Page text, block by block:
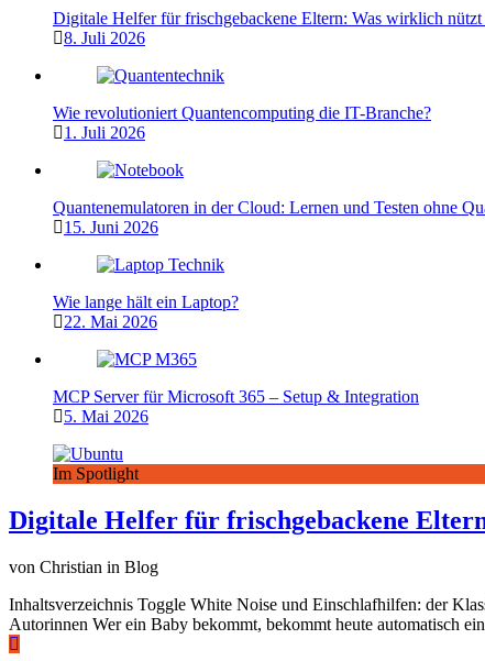
Digitale Helfer für frischgebackene Eltern: Was wirklich
8. Juli 2026
Wie revolutioniert Quantencomputing die IT-Branche?
1. Juli 2026
Quantenemulatoren in der Cloud: Lernen und Testen ohne
15. Juni 2026
Wie lange hält ein Laptop?
22. Mai 2026
MCP Server für Microsoft 365 – Setup & Integration
5. Mai 2026
Im Spotlight
Digitale Helfer für frischgebackene
von Christian in Blog
Inhaltsverzeichnis Toggle White Noise und Einschlafhilfen: der
Autorinnen Wer ein Baby bekommt, bekommt heute automatisch